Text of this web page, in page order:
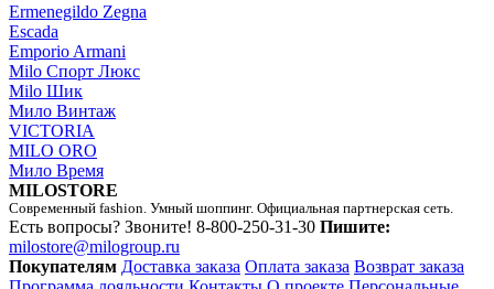
Ermenegildo Zegna
Escada
Emporio Armani
Milo Спорт Люкс
Milo Шик
Мило Винтаж
VICTORIA
MILO ORO
Мило Время
MILOSTORE
Современный fashion. Умный шоппинг. Официальная партнерская сеть.
Есть вопросы? Звоните! 8-800-250-31-30 Пишите:
milostore@milogroup.ru
Покупателям Доставка заказа Оплата заказа Возврат заказа